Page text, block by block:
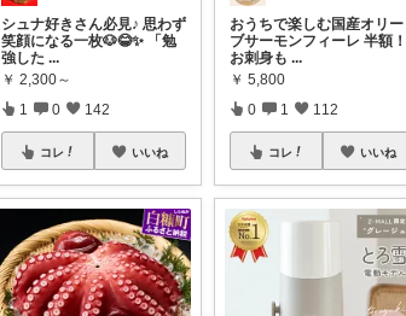
シュナ好きさん必見♪ 思わず
笑顔になる一枚🐶😂✨ 「勉
強した ...
￥ 2,300～
1 0 142
コレ いいね
おうちで楽しむ国産オリー
ブサーモンフィーレ 半額！
お刺身も ...
￥ 5,800
0 1 112
コレ いいね